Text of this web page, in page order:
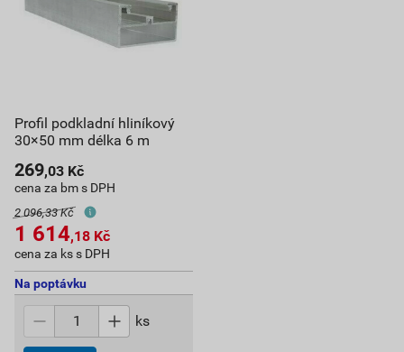
Profil podkladní hliníkový
30×50 mm délka 6 m
269,03 Kč
cena za bm s DPH
2 096,33 Kč
1 614,18 Kč
cena za ks s DPH
Na poptávku
ks